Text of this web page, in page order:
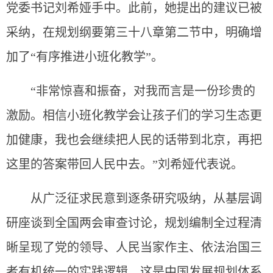
党委书记刘希娅手中。此前，她提出的建议已被
采纳，在规划纲要第三十八章第二节中，明确增
加了“有序推进小班化教学”。
“非常惊喜和振奋，对我而言是一份珍贵的
激励。相信小班化教学会让孩子们的学习生态更
加健康，我也会继续把人民的话带到北京，再把
这里的答案带回人民中去。”刘希娅代表说。
从广泛征求民意到逐条研究吸纳，从基层调
研座谈到全国两会审查讨论，规划编制全过程清
晰呈现了党的领导、人民当家作主、依法治国三